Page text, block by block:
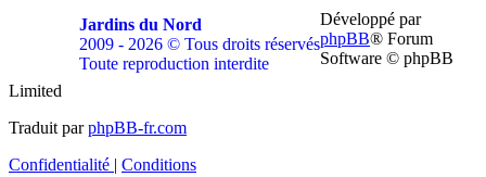
Jardins du Nord
2009 - 2026 © Tous droits réservés
Toute reproduction interdite
Développé par
phpBB® Forum
Software © phpBB
Limited
Traduit parphpBB-fr.com
Confidentialité | Conditions